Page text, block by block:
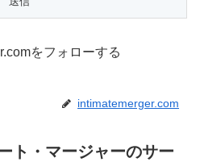
をフォローする
intimatemerger.com
ト・マージャーのサー